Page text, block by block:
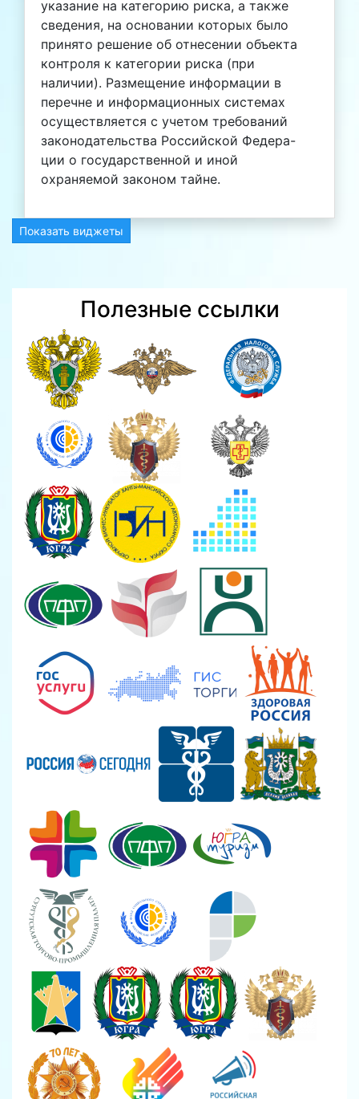
указание на категорию риска, а также
сведения, на основании которых было
принято решение об отнесении объекта
контроля к категории риска (при
наличии). Размещение информации в
перечне и информационных системах
осуществляется с учетом требований
законодательства Российской Федера-
ции о государственной и иной
охраняемой законом тайне.
Показать виджеты
Полезные ссылки